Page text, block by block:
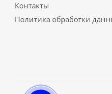
Контакты
Политика обработки